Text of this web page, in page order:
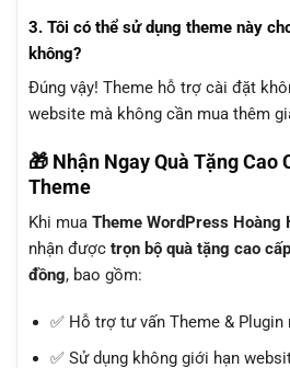
3. Tôi có thể sử dụng theme này
không?
Đúng vậy! Theme hỗ trợ cài đặt
website mà không cần mua thêm
🎁 Nhận Ngay Quà Tặng Cao
Theme
Khi mua Theme WordPress Hoàng
nhận được trọn bộ quà tặng cao cấp
đồng, bao gồm:
✅ Hỗ trợ tư vấn Theme & Plugin
✅ Sử dụng không giới hạn